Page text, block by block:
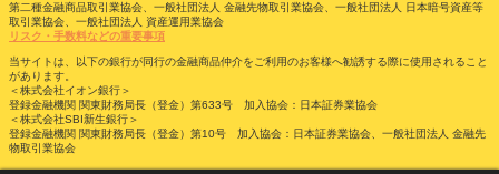
第二種金融商品取引業協会、一般社団法人 金融先物取引業協会、一般社団法人 日本暗号資産等
取引業協会、一般社団法人 資産運用業協会
リスク・手数料などの重要事項
当サイトは、以下の銀行が同行の金融商品仲介をご利用のお客様へ勧誘する際に使用されること
があります。
＜株式会社イオン銀行＞
登録金融機関 関東財務局長（登金）第633号 加入協会：日本証券業協会
＜株式会社SBI新生銀行＞
登録金融機関 関東財務局長（登金）第10号 加入協会：日本証券業協会、一般社団法人 金融先
物取引業協会